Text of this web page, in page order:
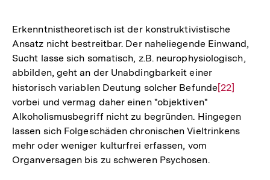
Erkenntnistheoretisch ist der konstruktivistische
Ansatz nicht bestreitbar. Der naheliegende Einwand,
Sucht lasse sich somatisch, z.B. neurophysiologisch,
abbilden, geht an der Unabdingbarkeit einer
historisch variablen Deutung solcher BefundeZur
der
Fußnote
[22]
vorbei und vermag daher einen "objektiven"
Alkoholismusbegriff nicht zu begründen. Hingegen
lassen sich Folgeschäden chronischen Vieltrinkens
mehr oder weniger kulturfrei erfassen, vom
Organversagen bis zu schweren Psychosen.